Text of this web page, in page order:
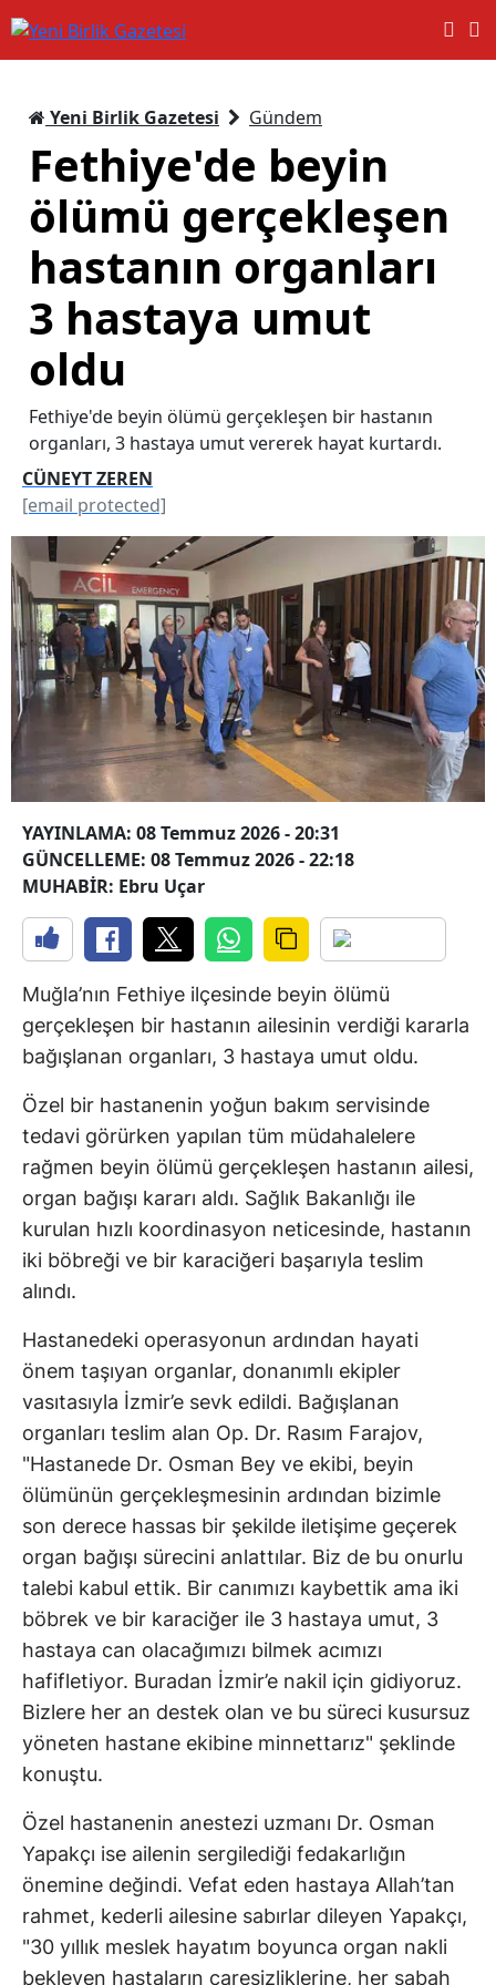
Yeni Birlik Gazetesi Gündem
Fethiye'de beyin
ölümü gerçekleşen
hastanın organları
3 hastaya umut
oldu
Fethiye'de beyin ölümü gerçekleşen bir hastanın
organları, 3 hastaya umut vererek hayat kurtardı.
CÜNEYT ZEREN
[email protected]
YAYINLAMA: 08 Temmuz 2026 - 20:31
GÜNCELLEME: 08 Temmuz 2026 - 22:18
MUHABİR: Ebru Uçar
Muğla’nın Fethiye ilçesinde beyin ölümü
gerçekleşen bir hastanın ailesinin verdiği kararla
bağışlanan organları, 3 hastaya umut oldu.
Özel bir hastanenin yoğun bakım servisinde
tedavi görürken yapılan tüm müdahalelere
rağmen beyin ölümü gerçekleşen hastanın ailesi,
organ bağışı kararı aldı. Sağlık Bakanlığı ile
kurulan hızlı koordinasyon neticesinde, hastanın
iki böbreği ve bir karaciğeri başarıyla teslim
alındı.
Hastanedeki operasyonun ardından hayati
önem taşıyan organlar, donanımlı ekipler
vasıtasıyla İzmir’e sevk edildi. Bağışlanan
organları teslim alan Op. Dr. Rasım Farajov,
"Hastanede Dr. Osman Bey ve ekibi, beyin
ölümünün gerçekleşmesinin ardından bizimle
son derece hassas bir şekilde iletişime geçerek
organ bağışı sürecini anlattılar. Biz de bu onurlu
talebi kabul ettik. Bir canımızı kaybettik ama iki
böbrek ve bir karaciğer ile 3 hastaya umut, 3
hastaya can olacağımızı bilmek acımızı
hafifletiyor. Buradan İzmir’e nakil için gidiyoruz.
Bizlere her an destek olan ve bu süreci kusursuz
yöneten hastane ekibine minnettarız" şeklinde
konuştu.
Özel hastanenin anestezi uzmanı Dr. Osman
Yapakçı ise ailenin sergilediği fedakarlığın
önemine değindi. Vefat eden hastaya Allah’tan
rahmet, kederli ailesine sabırlar dileyen Yapakçı,
"30 yıllık meslek hayatım boyunca organ nakli
bekleyen hastaların çaresizliklerine, her sabah